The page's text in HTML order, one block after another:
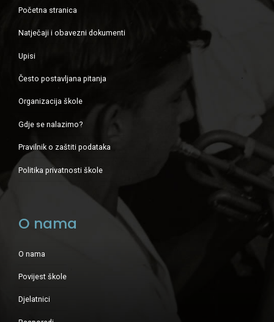
Početna stranica
Natječaji i obavezni dokumenti
Upisi
Često postavljana pitanja
Organizacija škole
Gdje se nalazimo?
Pravilnik o zaštiti podataka
Politika privatnosti škole
O nama
O nama
Povijest škole
Djelatnici